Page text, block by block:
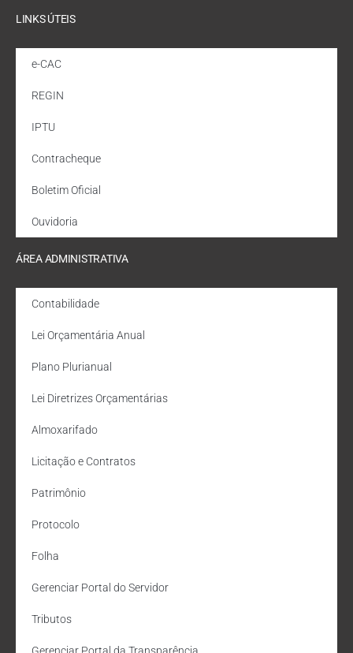
LINKS ÚTEIS
e-CAC
REGIN
IPTU
Contracheque
Boletim Oficial
Ouvidoria
ÁREA ADMINISTRATIVA
Contabilidade
Lei Orçamentária Anual
Plano Plurianual
Lei Diretrizes Orçamentárias
Almoxarifado
Licitação e Contratos
Patrimônio
Protocolo
Folha
Gerenciar Portal do Servidor
Tributos